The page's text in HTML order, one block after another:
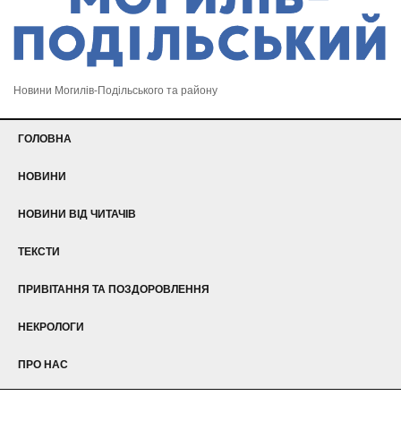
Новини Могилів-Подільського та району
ГОЛОВНА
НОВИНИ
НОВИНИ ВІД ЧИТАЧІВ
ТЕКСТИ
ПРИВІТАННЯ ТА ПОЗДОРОВЛЕННЯ
НЕКРОЛОГИ
ПРО НАС